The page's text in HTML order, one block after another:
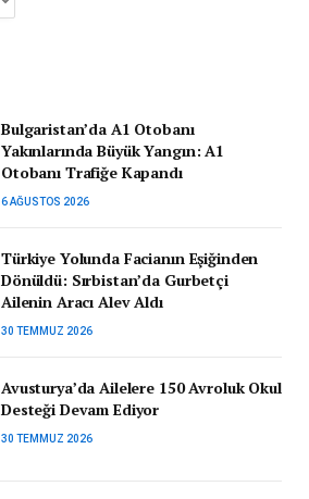
Bulgaristan’da A1 Otobanı
Yakınlarında Büyük Yangın: A1
Otobanı Trafiğe Kapandı
6 AĞUSTOS 2026
Türkiye Yolunda Facianın Eşiğinden
Dönüldü: Sırbistan’da Gurbetçi
Ailenin Aracı Alev Aldı
30 TEMMUZ 2026
Avusturya’da Ailelere 150 Avroluk Okul
Desteği Devam Ediyor
30 TEMMUZ 2026